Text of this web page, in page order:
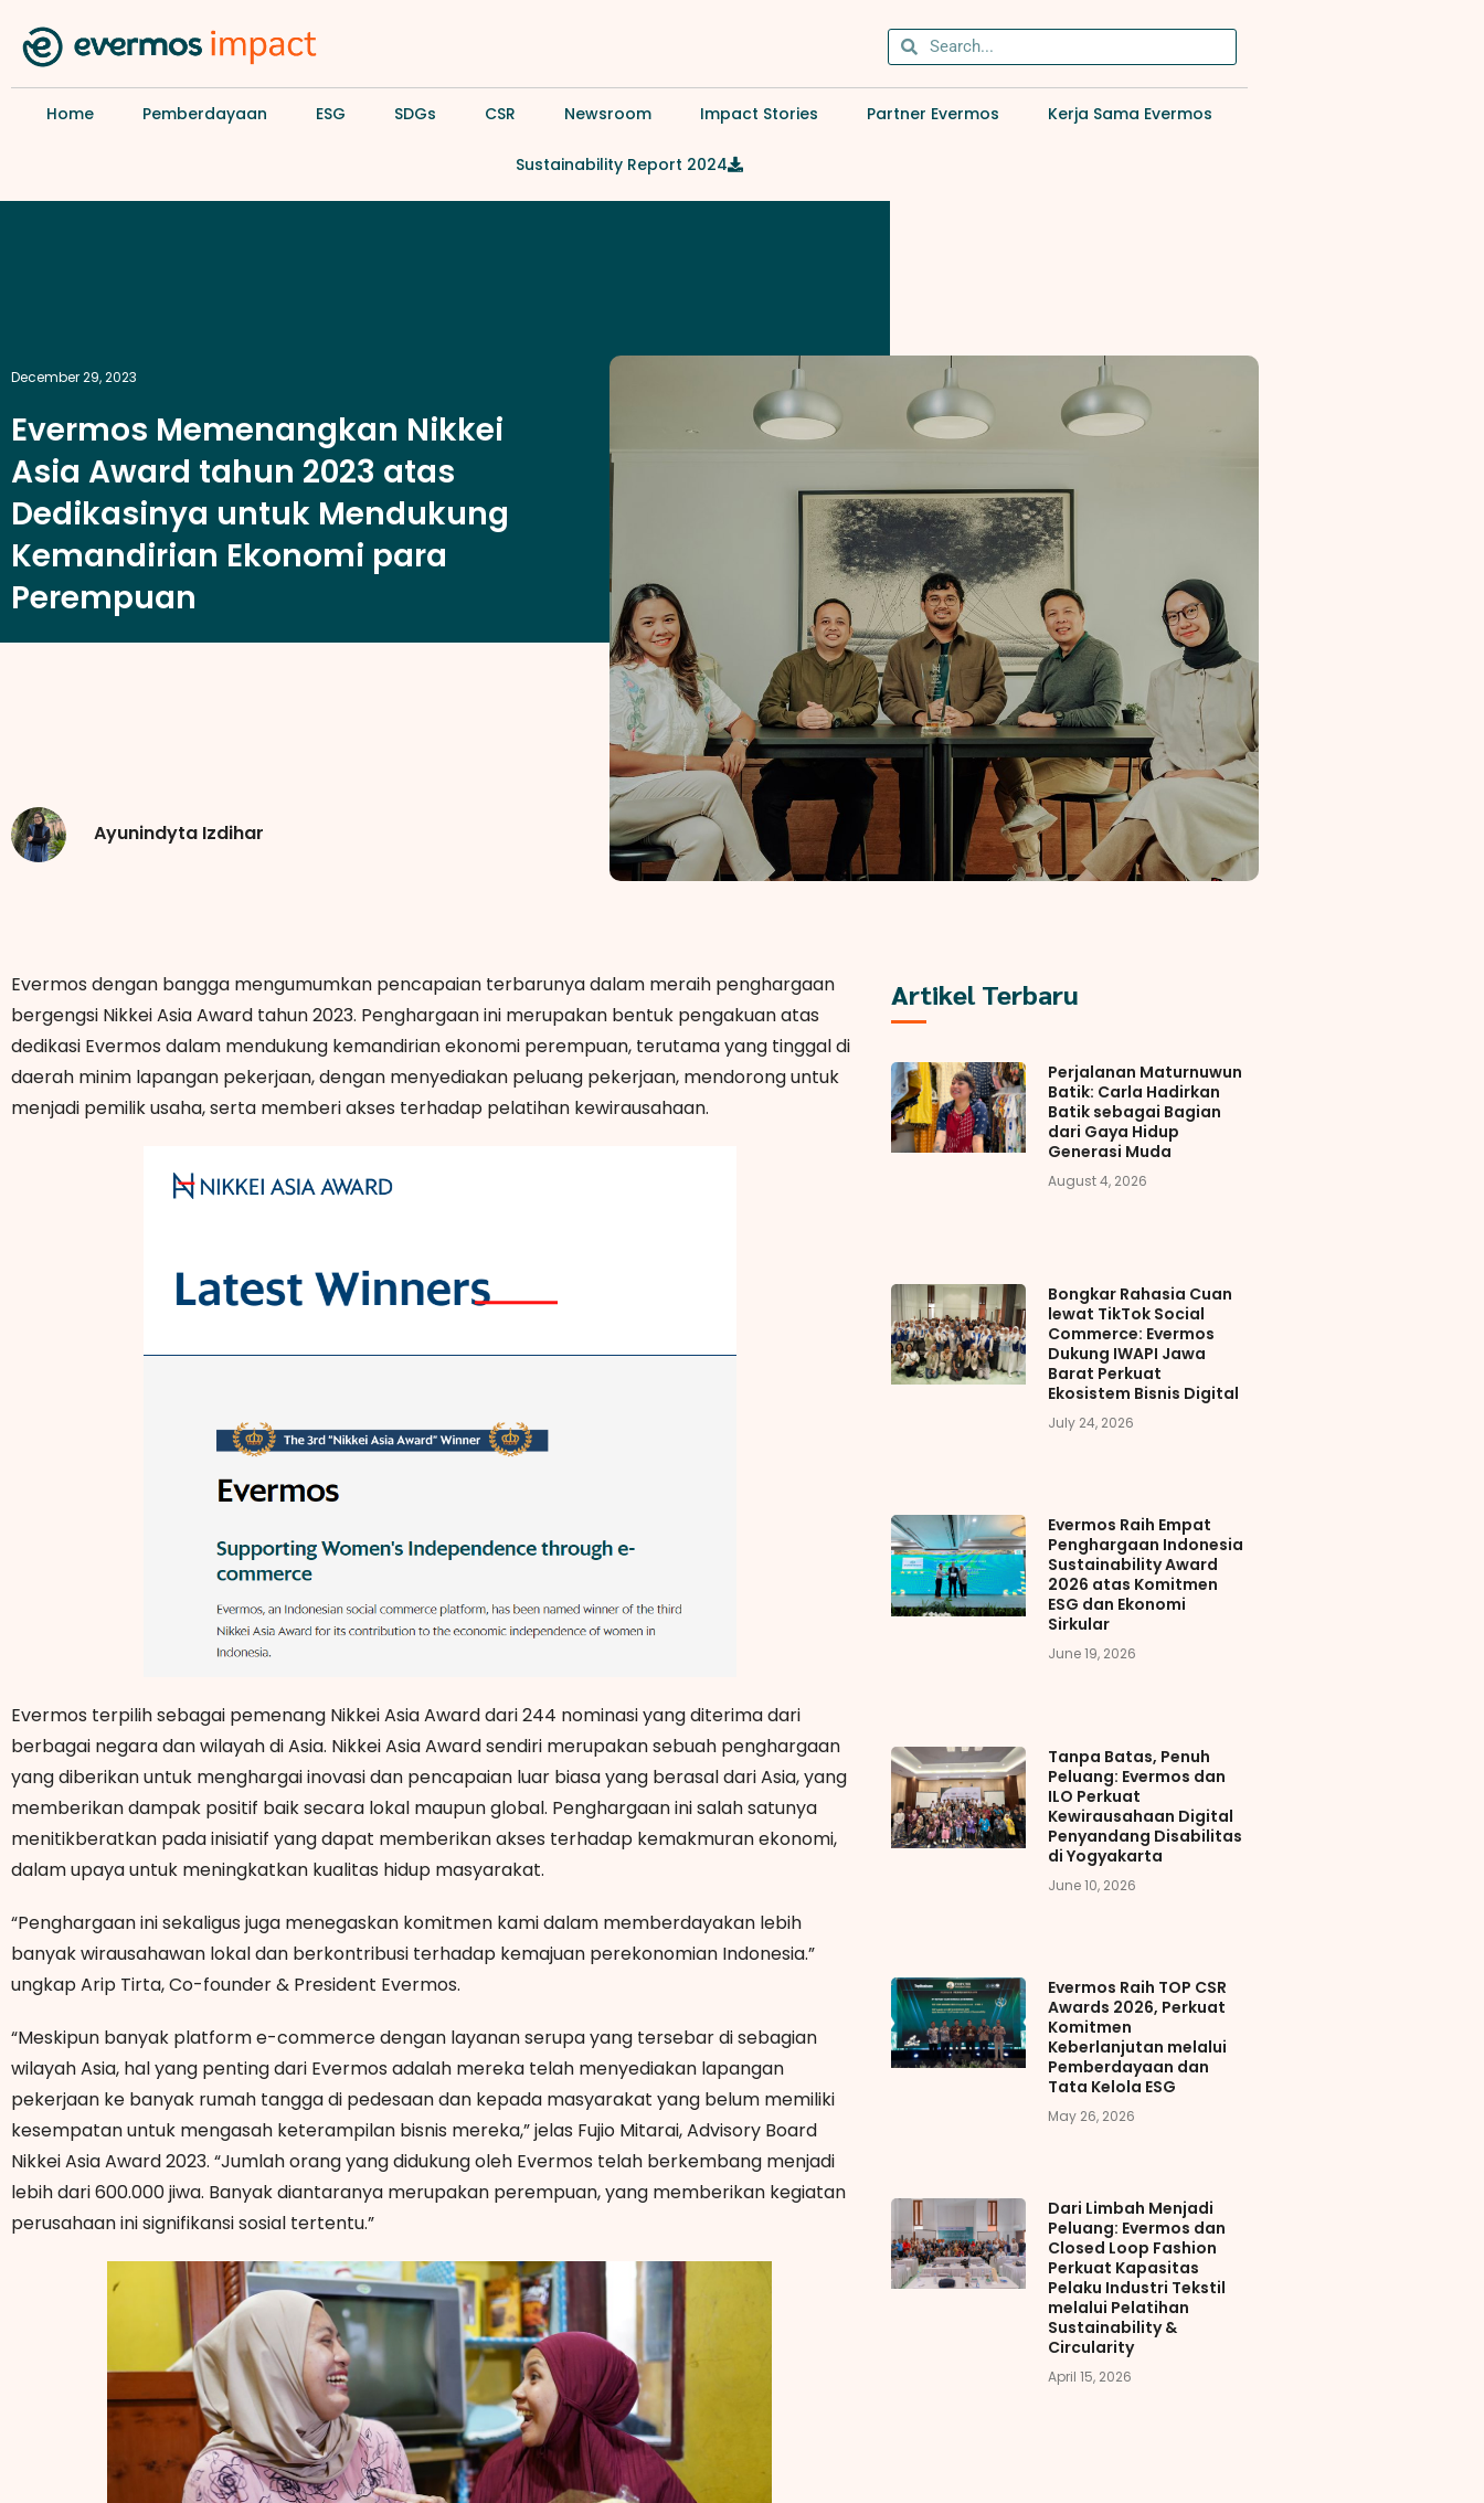
Home Pemberdayaan ESG SDGs CSR Newsroom Impact Stories Partner Evermos Kerja Sama Evermos
Sustainability Report 2024
December 29, 2023
Evermos Memenangkan Nikkei
Asia Award tahun 2023 atas
Dedikasinya untuk Mendukung
Kemandirian Ekonomi para
Perempuan
Ayunindyta Izdihar
Evermos dengan bangga mengumumkan pencapaian terbarunya dalam meraih penghargaan
bergengsi Nikkei Asia Award tahun 2023. Penghargaan ini merupakan bentuk pengakuan atas
dedikasi Evermos dalam mendukung kemandirian ekonomi perempuan, terutama yang tinggal di
daerah minim lapangan pekerjaan, dengan menyediakan peluang pekerjaan, mendorong untuk
menjadi pemilik usaha, serta memberi akses terhadap pelatihan kewirausahaan.
Evermos terpilih sebagai pemenang Nikkei Asia Award dari 244 nominasi yang diterima dari
berbagai negara dan wilayah di Asia. Nikkei Asia Award sendiri merupakan sebuah penghargaan
yang diberikan untuk menghargai inovasi dan pencapaian luar biasa yang berasal dari Asia, yang
memberikan dampak positif baik secara lokal maupun global. Penghargaan ini salah satunya
menitikberatkan pada inisiatif yang dapat memberikan akses terhadap kemakmuran ekonomi,
dalam upaya untuk meningkatkan kualitas hidup masyarakat.
“Penghargaan ini sekaligus juga menegaskan komitmen kami dalam memberdayakan lebih
banyak wirausahawan lokal dan berkontribusi terhadap kemajuan perekonomian Indonesia.”
ungkap Arip Tirta, Co-founder & President Evermos.
“Meskipun banyak platform e-commerce dengan layanan serupa yang tersebar di sebagian
wilayah Asia, hal yang penting dari Evermos adalah mereka telah menyediakan lapangan
pekerjaan ke banyak rumah tangga di pedesaan dan kepada masyarakat yang belum memiliki
kesempatan untuk mengasah keterampilan bisnis mereka,” jelas Fujio Mitarai, Advisory Board
Nikkei Asia Award 2023. “Jumlah orang yang didukung oleh Evermos telah berkembang menjadi
lebih dari 600.000 jiwa. Banyak diantaranya merupakan perempuan, yang memberikan kegiatan
perusahaan ini signifikansi sosial tertentu.”
Artikel Terbaru
Perjalanan Maturnuwun
Batik: Carla Hadirkan
Batik sebagai Bagian
dari Gaya Hidup
Generasi Muda
August 4, 2026
Bongkar Rahasia Cuan
lewat TikTok Social
Commerce: Evermos
Dukung IWAPI Jawa
Barat Perkuat
Ekosistem Bisnis Digital
July 24, 2026
Evermos Raih Empat
Penghargaan Indonesia
Sustainability Award
2026 atas Komitmen
ESG dan Ekonomi
Sirkular
June 19, 2026
Tanpa Batas, Penuh
Peluang: Evermos dan
ILO Perkuat
Kewirausahaan Digital
Penyandang Disabilitas
di Yogyakarta
June 10, 2026
Evermos Raih TOP CSR
Awards 2026, Perkuat
Komitmen
Keberlanjutan melalui
Pemberdayaan dan
Tata Kelola ESG
May 26, 2026
Dari Limbah Menjadi
Peluang: Evermos dan
Closed Loop Fashion
Perkuat Kapasitas
Pelaku Industri Tekstil
melalui Pelatihan
Sustainability &
Circularity
April 15, 2026